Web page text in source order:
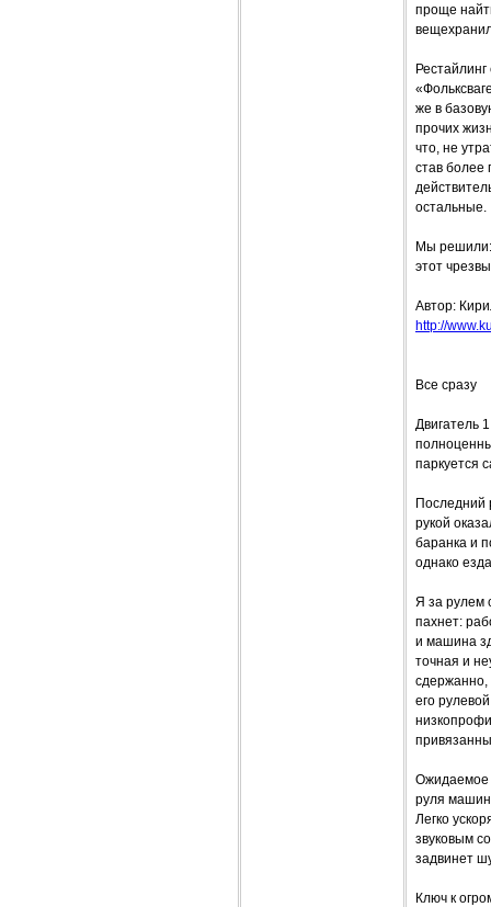
проще
же в
прочих
что, не
став более
остальные.
Мы решили:
этот
Автор:
http://
Все сразу
Двигатель
паркуется
Последний
рукой
баранка и
однако
Я за рулем
пахнет:
и машина
точная и
сдержанно,
его
Ожидаемое
руля
Легко
звуковым
задвинет
Ключ к